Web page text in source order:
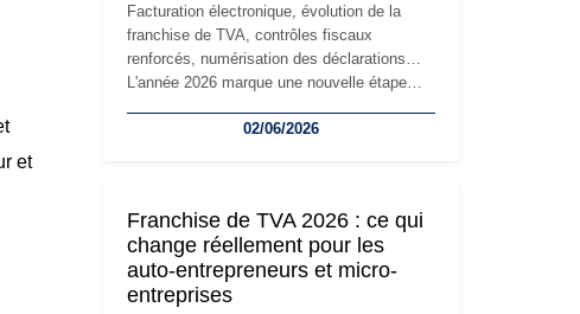
et
Facturation électronique, évolution de la
franchise de TVA, contrôles fiscaux
renforcés, numérisation des déclarations…
L'année 2026 marque une nouvelle étape
travailleurs indépendants. Si le régime de la
réglementaire plus exigeant. Décryptage des
principaux changements et des précautions
à prendre pour éviter les mauvaises
surprises.
02/06/2026
Franchise de TVA 2026 : ce qui
change réellement pour les
auto-entrepreneurs et micro-
entreprises